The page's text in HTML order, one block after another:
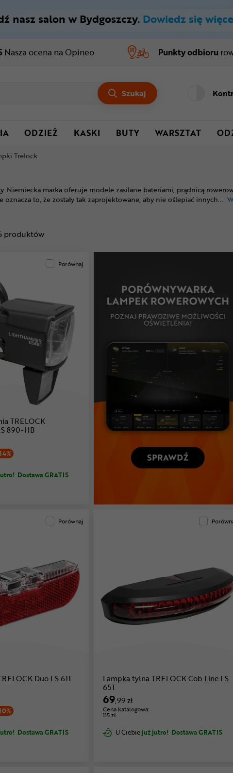
nasz salon w Bydgoszczy. Dowiedz się
Nasza ocena na Opineo Punkty odbioru
Szukaj
ODZIEŻ KASKI BUTY WARSZTAT
Trelock
Niemiecka marka oferuje modele zasilane bateriami, prądnicą
to, że zostały tak zaprojektowane, aby nie oślepiać innych...
produktów
Porównaj
TRELOCK
890-HB
Dostawa GRATIS
Porównaj
Duo LS 611
Dostawa GRATIS
Lampka tylna TRELOCK Cob Line LS
651
69,99 zł
Cena katalogowa:
115 zł
U Ciebiejuż jutro! Dostawa GRATIS